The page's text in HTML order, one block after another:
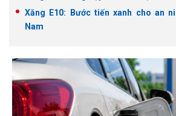
Xăng E10: Bước tiến xanh cho an
Nam